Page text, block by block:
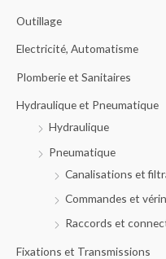
e
p
o
d
i
s
Outillage
Electricité, Automatisme
Plomberie et Sanitaires
Hydraulique et Pneumatique
Hydraulique
Pneumatique
Canalisations et
Commandes et
Raccords et
Fixations et Transmissions